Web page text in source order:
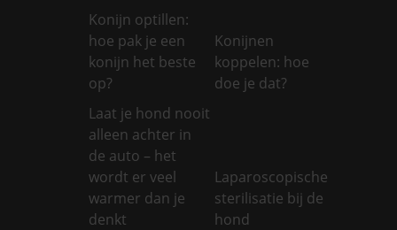
Konijn optillen:
hoe pak je een
konijn het beste
op?
Konijnen
koppelen: hoe
doe je dat?
Laat je hond nooit
alleen achter in
de auto – het
wordt er veel
warmer dan je
denkt
Laparoscopische
sterilisatie bij de
hond